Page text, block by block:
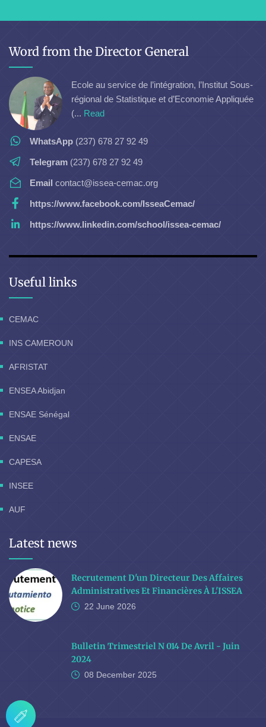
Word from the Director General
Ecole au service de l’intégration, l’Institut Sous-
régional de Statistique et d’Economie Appliquée
(... Read
WhatsApp (237) 678 27 92 49
Telegram (237) 678 27 92 49
Email contact@issea-cemac.org
https://www.facebook.com/IsseaCemac/
https://www.linkedin.com/school/issea-cemac/
Useful links
CEMAC
INS CAMEROUN
AFRISTAT
ENSEA Abidjan
ENSAE Sénégal
ENSAE
CAPESA
INSEE
AUF
Latest news
Recrutement D'un Directeur Des Affaires
Administratives Et Financières À L'ISSEA
22 June 2026
Bulletin Trimestriel N 014 De Avril - Juin
2024
08 December 2025